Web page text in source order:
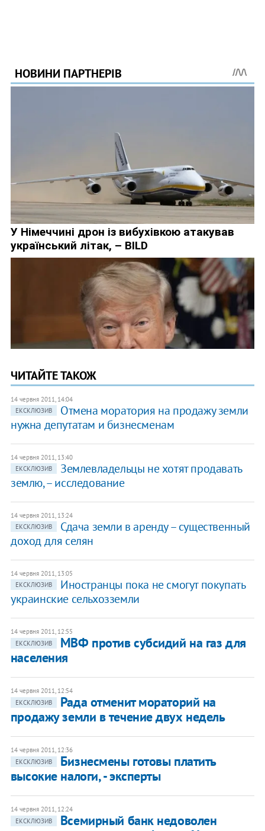
ЧИТАЙТЕ ТАКОЖ
14 червня 2011, 14:04
ЕКСКЛЮЗИВ
​Отмена моратория на продажу земли
нужна депутатам и бизнесменам
14 червня 2011, 13:40
ЕКСКЛЮЗИВ
​Землевладельцы не хотят продавать
землю, – исследование
14 червня 2011, 13:24
ЕКСКЛЮЗИВ
​Сдача земли в аренду – существенный
доход для селян
14 червня 2011, 13:05
ЕКСКЛЮЗИВ
​Иностранцы пока не смогут покупать
украинские сельхозземли
14 червня 2011, 12:55
ЕКСКЛЮЗИВ
МВФ против субсидий на газ для
населения
14 червня 2011, 12:54
ЕКСКЛЮЗИВ
​Рада отменит мораторий на
продажу земли в течение двух недель
14 червня 2011, 12:36
ЕКСКЛЮЗИВ
Бизнесмены готовы платить
высокие налоги, - эксперты​
14 червня 2011, 12:24
ЕКСКЛЮЗИВ
Всемирный банк недоволен